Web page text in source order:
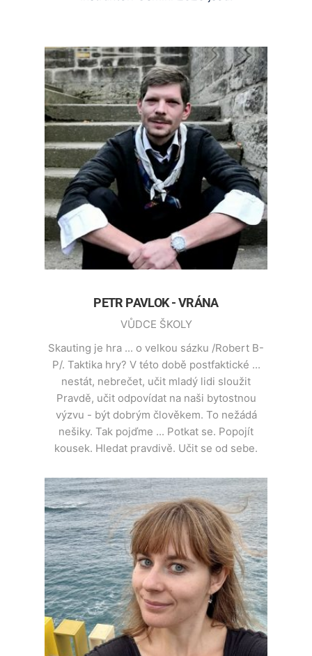
PETR PAVLOK - VRÁNA
VŮDCE ŠKOLY
Skauting je hra ... o velkou sázku /Robert B-
P/. Taktika hry? V této době postfaktické ...
nestát, nebrečet, učit mladý lidi sloužit
Pravdě, učit odpovídat na naši bytostnou
výzvu - být dobrým člověkem. To nežádá
nešiky. Tak pojďme ... Potkat se. Popojít
kousek. Hledat pravdivě. Učit se od sebe.